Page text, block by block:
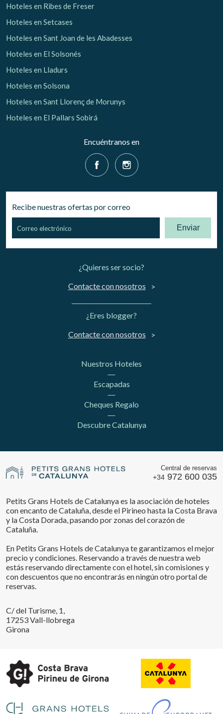
Hoteles en Ribes de Freser
Hoteles en Setcases
Hoteles en Sant Joan de les Abadesses
Hoteles en El Solsonés
Hoteles en Lladurs
Hoteles en Solsona
Hoteles en Sant Llorenç de Morunys
Hoteles en El Pallars Sobirá
Encuéntranos en
Recibe nuestras ofertas por correo
Enviar
¿Quieres ser socio?
Contacte con nosotros
¿Eres blogger?
Contacte con nosotros
Nuestros Hoteles
Escapadas
Cheques Regalo
Descubre Catalunya
Central de reservas
+34 972 600 035
Petits Grans Hotels de Catalunya es la asociación de hoteles
con encanto de Cataluña, desde el Pirineo hasta la Costa Brava
y la Costa Dorada, pasando por zonas del corazón de
Cataluña.
En Petits Grans Hotels de Catalunya te garantizamos el mejor
precio y condiciones. Reservando a través de nuestra web
estás reservando directamente con el hotel, sin comisiones y
con descuentos que no encontrarás en ningún otro portal de
reservas.
C/ del Turisme, 1,
17253 Vall-llobrega
Girona
Guardar configuración Aceptar todas